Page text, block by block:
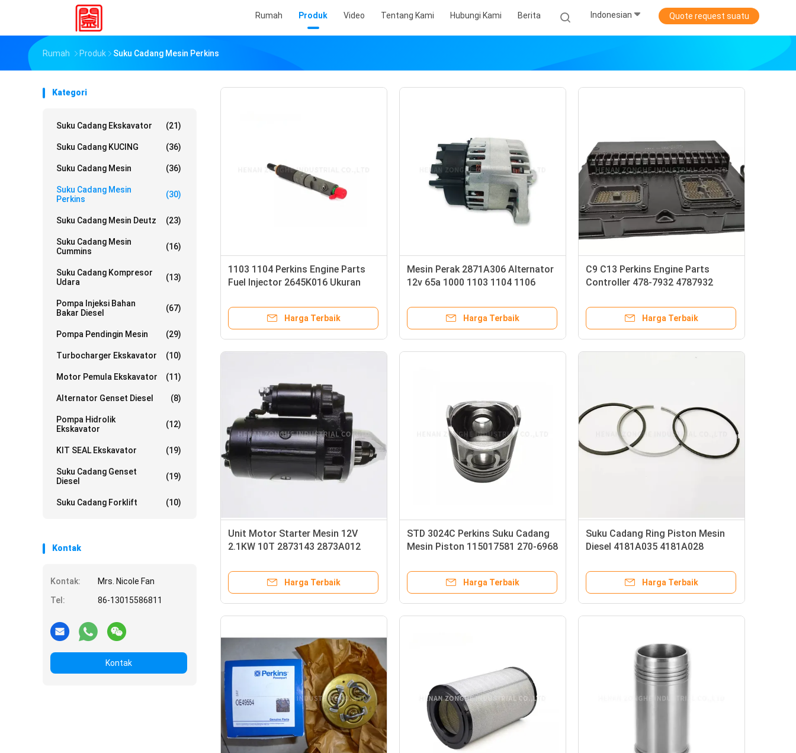
Rumah Produk Video Tentang Kami Hubungi Kami Berita Indonesian Quote request suatu
Rumah Produk Suku Cadang Mesin Perkins
Kategori
Suku Cadang Ekskavator (21)
Suku Cadang KUCING (36)
Suku Cadang Mesin (36)
Suku Cadang Mesin
Perkins
(30)
Suku Cadang Mesin Deutz (23)
Suku Cadang Mesin
Cummins
(16)
Suku Cadang Kompresor
Udara
(13)
Pompa Injeksi Bahan
Bakar Diesel
(67)
Pompa Pendingin Mesin (29)
Turbocharger Ekskavator (10)
Motor Pemula Ekskavator (11)
Alternator Genset Diesel (8)
Pompa Hidrolik
Ekskavator
(12)
KIT SEAL Ekskavator (19)
Suku Cadang Genset
Diesel
(19)
Suku Cadang Forklift (10)
Kontak
Kontak:
Mrs. Nicole Fan
Tel:
86-13015586811
Kontak
1103 1104 Perkins Engine Parts
Fuel Injector 2645K016 Ukuran
Harga Terbaik
Mesin Perak 2871A306 Alternator
12v 65a 1000 1103 1104 1106
Harga Terbaik
C9 C13 Perkins Engine Parts
Controller 478-7932 4787932
Harga Terbaik
Unit Motor Starter Mesin 12V
2.1KW 10T 2873143 2873A012
Harga Terbaik
STD 3024C Perkins Suku Cadang
Mesin Piston 115017581 270-6968
Harga Terbaik
Suku Cadang Ring Piston Mesin
Diesel 4181A035 4181A028
Harga Terbaik